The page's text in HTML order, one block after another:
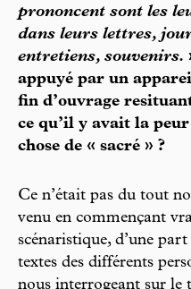
prononcent sont les
dans leurs lettres,
entretiens, souvenirs.
appuyé par un
fin d’ouvrage
ce qu’il y avait la
chose de « sacré » ?
Ce n’était pas du tout
venu en commençant
scénaristique, d’une
textes des différents
nous interrogeant sur le